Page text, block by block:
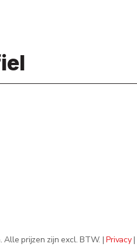
Alle prijzen zijn excl. BTW. |Privacy|